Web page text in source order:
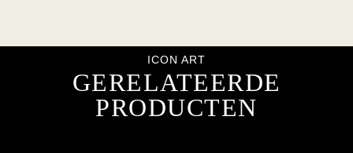
ICON ART
GERELATEERDE
PRODUCTEN